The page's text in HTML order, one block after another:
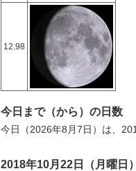
12.98
今日まで（から）の日数
今日（2026年8月7日）は、
2018年10月22日（月曜日